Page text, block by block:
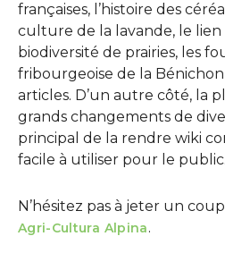
françaises, l’histoire des
culture de la lavande, le
biodiversité de prairies, les
fribourgeoise de la
articles. D’un autre côté, la
grands changements de
principal de la rendre wiki
facile à utiliser pour le public.
N’hésitez pas à jeter un
Agri-Cultura Alpina.